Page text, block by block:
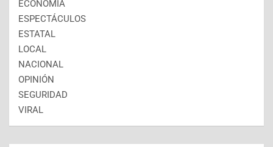
ECONOMÍA
ESPECTÁCULOS
ESTATAL
LOCAL
NACIONAL
OPINIÓN
SEGURIDAD
VIRAL